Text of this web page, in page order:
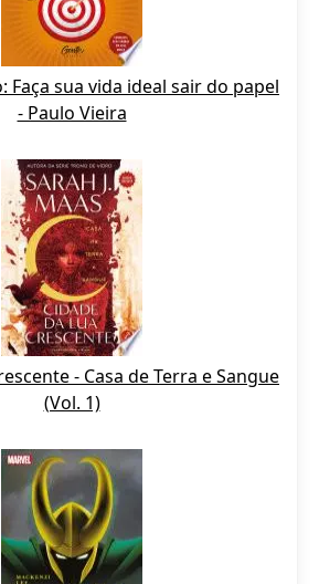
Faça sua vida ideal sair do papel
- Paulo Vieira
- Casa de Terra e Sangue
(Vol. 1)